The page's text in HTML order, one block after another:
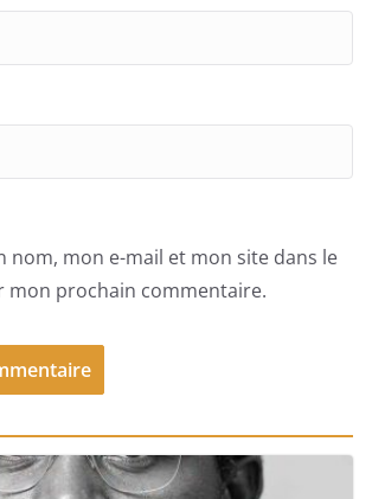
nom, mon e-mail et mon site dans le
mon prochain commentaire.